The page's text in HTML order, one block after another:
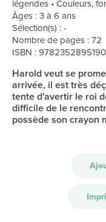
légendes • Couleurs,
Âges : 3 à 6 ans
Sélection(s) : -
Nombre de pages : 72
ISBN : 9782352895190
Harold veut se
arrivée, il est très
tente d'avertir le roi
difficile de le
possède son crayon